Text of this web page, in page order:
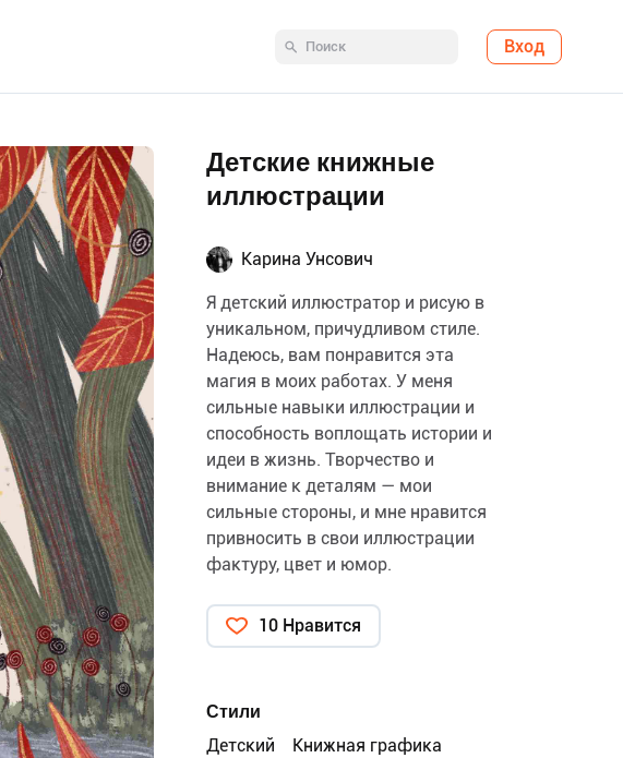
Вход
Детские книжные
иллюстрации
Карина Унсович
Я детский иллюстратор и рисую в
уникальном, причудливом стиле.
Надеюсь, вам понравится эта
магия в моих работах. У меня
сильные навыки иллюстрации и
способность воплощать истории и
идеи в жизнь. Творчество и
внимание к деталям — мои
сильные стороны, и мне нравится
привносить в свои иллюстрации
фактуру, цвет и юмор.
10 Нравится
Стили
Детский
Книжная графика